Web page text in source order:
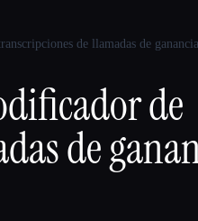
de llamadas de
de
de